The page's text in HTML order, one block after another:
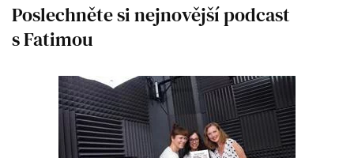
Poslechněte si nejnovější podcast
s Fatimou